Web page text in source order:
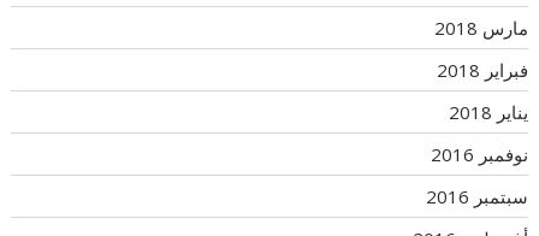
مارس 2018
فبراير 2018
يناير 2018
نوفمبر 2016
سبتمبر 2016